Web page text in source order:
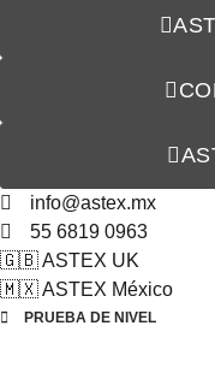
info@astex.mx
55 6819 0963
🇬🇧 ASTEX UK
🇲🇽 ASTEX México
PRUEBA DE NIVEL